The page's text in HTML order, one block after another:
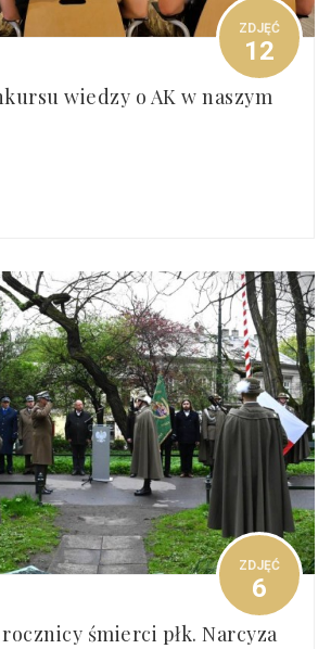
ZDJĘĆ
12
wiedzy o AK w naszym
ZDJĘĆ
6
śmierci płk. Narcyza